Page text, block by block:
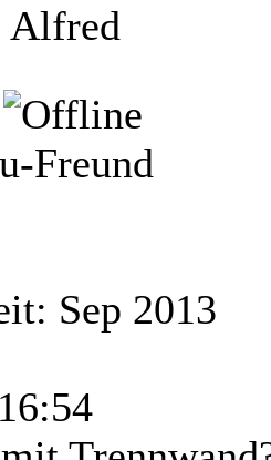
Alfred
Freund
Sep 2013